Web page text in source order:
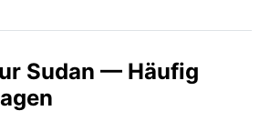
Sudan — Häufig